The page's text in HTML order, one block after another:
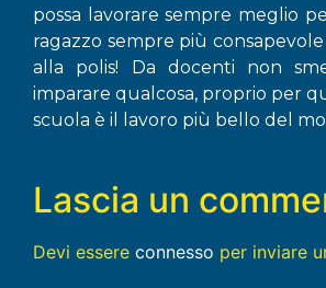
possa lavorare sempre meglio
ragazzo sempre più
alla polis! Da docenti non
imparare qualcosa, proprio per
scuola è il lavoro più bello del
Lascia un
Devi essere connesso per inviare